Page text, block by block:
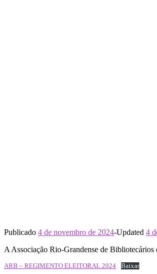
Publicado 4 de novembro de 2024-Updated 4
A Associação Rio-Grandense de
ARB – REGIMENTO ELEITORAL 2024 Baixar